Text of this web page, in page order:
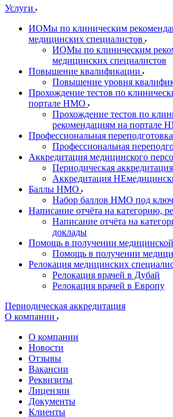
Услуги
ИОМы по клиническим
медицинских специалистов
ИОМы по клиническим
медицинских специалистов
Повышение квалификации
Повышение уровня
Прохождение тестов по
портале НМО
Прохождение тестов по
рекомендациям на портале
Профессиональная переподготовка
Профессиональная
Аккредитация медицинского
Периодическая аккредитация
Аккредитация
Баллы НМО
Набор баллов НМО под ключ
Написание отчёта на категорию,
Написание отчёта на
доклады
Помощь в получении
Помощь в получении
Релокация медицинских
Релокация врачей в Дубай
Релокация врачей в Европу
Периодическая аккредитация
О компании
О компании
Новости
Отзывы
Вакансии
Реквизиты
Лицензии
Документы
Клиенты